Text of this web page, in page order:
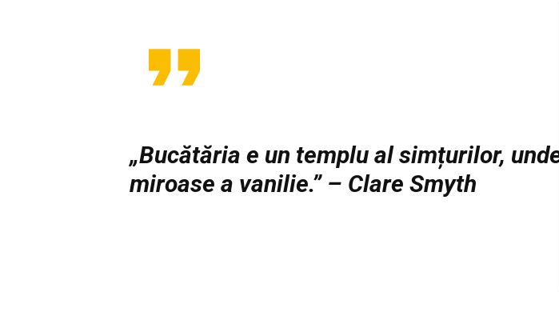
„Bucătăria e un templu al simțurilor,
miroase a vanilie.” – Clare Smyth